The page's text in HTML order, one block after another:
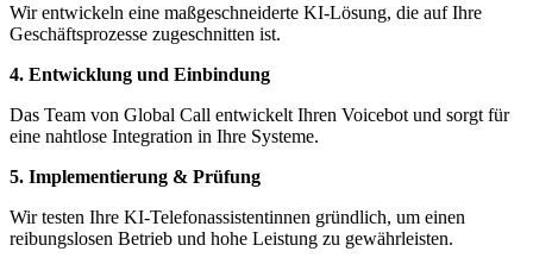
Wir entwickeln eine maßgeschneiderte KI-Lösung, die auf Ihre
Geschäftsprozesse zugeschnitten ist.
4. Entwicklung und Einbindung
Das Team von Global Call entwickelt Ihren Voicebot und sorgt für
eine nahtlose Integration in Ihre Systeme.
5. Implementierung & Prüfung
Wir testen Ihre KI-Telefonassistentinnen gründlich, um einen
reibungslosen Betrieb und hohe Leistung zu gewährleisten.